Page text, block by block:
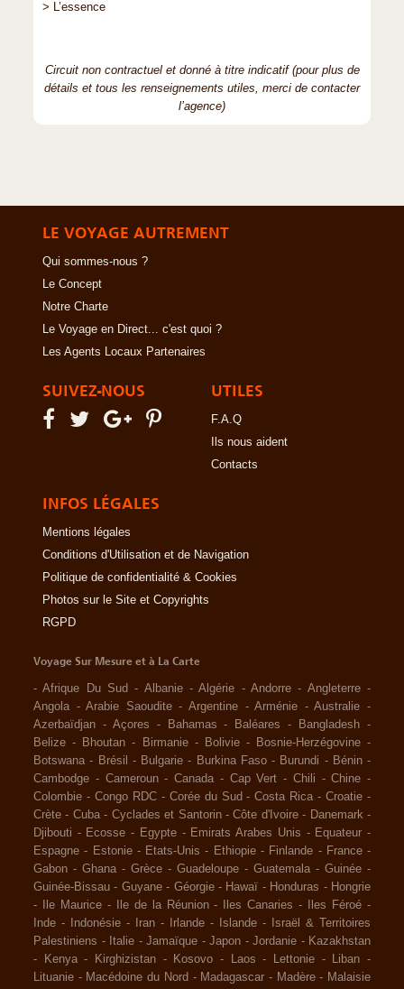
> L’essence
Circuit non contractuel et donné à titre indicatif (pour plus de
détails et tous les renseignements utiles, merci de contacter
l’agence)
LE VOYAGE AUTREMENT
Qui sommes-nous ?
Le Concept
Notre Charte
Le Voyage en Direct... c'est quoi ?
Les Agents Locaux Partenaires
SUIVEZ-NOUS UTILES
F.A.Q
Ils nous aident
Contacts
INFOS LÉGALES
Mentions légales
Conditions d'Utilisation et de Navigation
Politique de confidentialité & Cookies
Photos sur le Site et Copyrights
RGPD
Voyage Sur Mesure et à La Carte
-Afrique Du Sud - Albanie -Algérie -Andorre - Angleterre -
Angola -Arabie Saoudite -Argentine -Arménie -Australie -
Azerbaïdjan - Açores - Bahamas - Baléares - Bangladesh -
Belize - Bhoutan - Birmanie - Bolivie - Bosnie-Herzégovine -
Botswana - Brésil - Bulgarie - Burkina Faso - Burundi - Bénin -
Cambodge - Cameroun - Canada - Cap Vert - Chili -Chine -
Colombie - Congo RDC - Corée du Sud -Costa Rica -Croatie -
Crète - Cuba - Cyclades et Santorin -Côte d'Ivoire - Danemark -
Djibouti - Ecosse - Egypte - Emirats Arabes Unis - Equateur -
Espagne - Estonie - Etats-Unis - Ethiopie - Finlande - France -
Gabon - Ghana - Grèce - Guadeloupe - Guatemala - Guinée -
Guinée-Bissau - Guyane - Géorgie - Hawaï - Honduras - Hongrie
-
Ile Maurice - Ile de la Réunion - Iles Canaries - Iles Féroé -
Inde - Indonésie - Iran - Irlande - Islande -
Israël & Territoires
Palestiniens - Italie - Jamaïque - Japon - Jordanie - Kazakhstan
-
Kenya - Kirghizistan - Kosovo - Laos - Lettonie - Liban -
Lituanie - Macédoine du Nord - Madagascar - Madère - Malaisie